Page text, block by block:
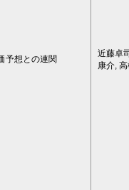
予想との連関
近藤卓
康介,